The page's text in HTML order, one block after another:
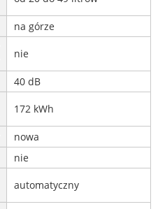
na górze
nie
40 dB
172 kWh
nowa
nie
automatyczny